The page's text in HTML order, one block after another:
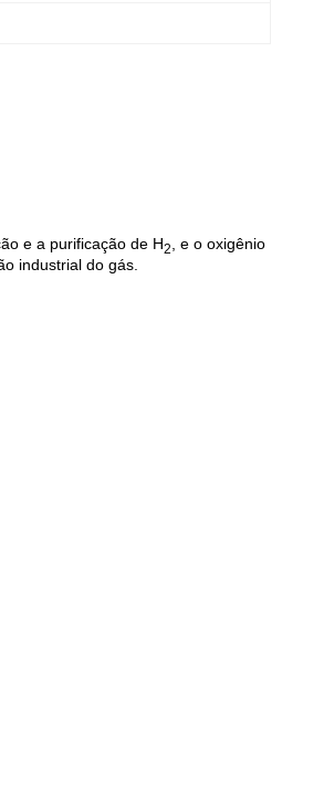
e a purificação de H2
, e o oxigênio
industrial do gás.